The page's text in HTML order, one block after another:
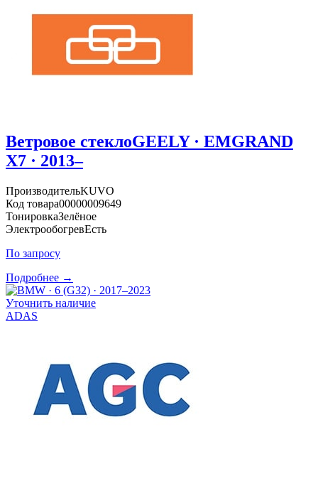
Ветровое стеклоGEELY · EMGRAND
X7 · 2013–
ПроизводительKUVO
Код товара00000009649
ТонировкаЗелёное
ЭлектрообогревЕсть
По запросу
Подробнее →
Уточнить наличие
ADAS